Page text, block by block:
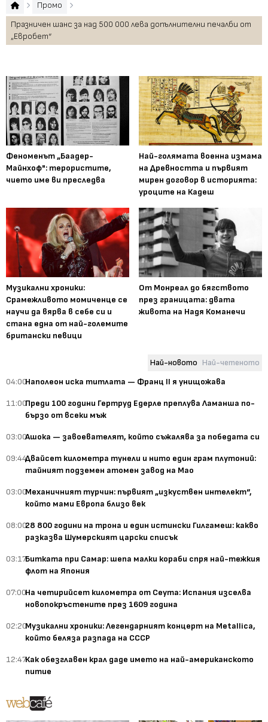
Промо
Празничен шанс за над 500 000 лева допълнителни печалби от
„Евробет“
Феноменът „Баадер-
Майнхоф": терористите,
чието име ви преследва
Най-голямата военна измама
на Древността и първият
мирен договор в историята:
уроците на Кадеш
Музикални хроники:
Срамежливото момиченце се
научи да вярва в себе си и
стана една от най-големите
британски певици
От Монреал до бягството
през границата: двата
живота на Надя Команечи
Най-новото Най-четеното
04:00Наполеон иска титлата — Франц II я унищожава
11:00Преди 100 години Гертруд Едерле преплува Ламанша по-
бързо от всеки мъж
03:00Ашока — завоевателят, който съжалява за победата си
09:44Двайсет километра тунели и нито един грам плутоний:
тайният подземен атомен завод на Мао
03:00Механичният турчин: първият „изкуствен интелект“,
който мами Европа близо век
08:0028 800 години на трона и един истински Гилгамеш: какво
разказва Шумерският царски списък
03:17Битката при Самар: шепа малки кораби спря най-тежкия
флот на Япония
07:00На четирийсет километра от Сеута: Испания изселва
новопокръстените през 1609 година
02:20Музикални хроники: Легендарният концерт на Metallica,
който беляза разпада на СССР
12:47Как обезглавен крал даде името на най-американското
питие